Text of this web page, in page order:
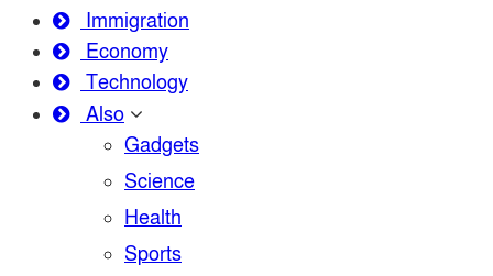
Immigration
Economy
Technology
Also
Gadgets
Science
Health
Sports